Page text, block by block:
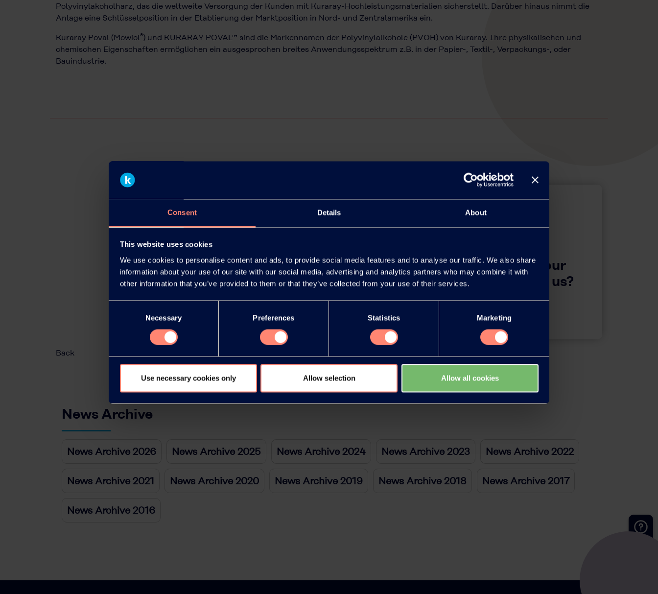
Consent Details About
This website uses cookies
We use cookies to personalise content and ads, to provide social media features and to analyse our traffic. We also share
information about your use of our site with our social media, advertising and analytics partners who may combine it with
other information that you’ve provided to them or that they’ve collected from your use of their services.
Necessary Preferences Statistics Marketing
Use necessary cookies only Allow selection Allow all cookies
Polyvinylakoholharz, das die weltweite Versorgung der Kunden mit Kuraray-Hochleistungsmaterialien sicherstellt. Darüber hinaus nimmt die
Anlage eine Schlüsselposition in der Etablierung der Marktposition in Nord- und Zentralamerika ein.
Kuraray Poval (Mowiol®) und KURARAY POVAL™ sind die Markennamen der Polyvinylalkohole (PVOH) von Kuraray. Ihre physikalischen und
chemischen Eigenschaften ermöglichen ein ausgesprochen breites Anwendungsspektrum z.B. in der Papier-, Textil-, Verpackungs-, oder
Bauindustrie.
You have questions about our
products or want to contact us?
Back
News Archive
News Archive 2026 News Archive 2025 News Archive 2024 News Archive 2023 News Archive 2022
News Archive 2021 News Archive 2020 News Archive 2019 News Archive 2018 News Archive 2017
News Archive 2016